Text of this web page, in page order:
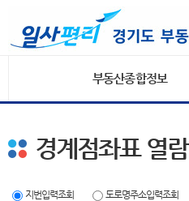
부동산종합정보
경계점좌표 열람
지번입력조회 도로명주소입력조회